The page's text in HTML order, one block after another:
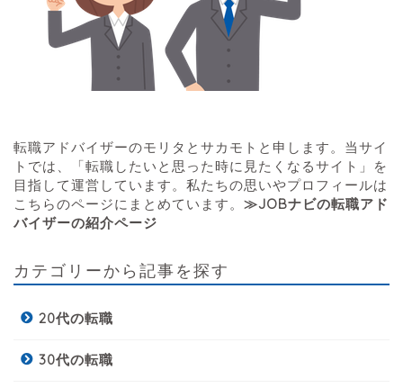
転職アドバイザーのモリタとサカモトと申します。当サイ
トでは、「転職したいと思った時に見たくなるサイト」を
目指して運営しています。私たちの思いやプロフィールは
こちらのページにまとめています。 ≫JOBナビの転職アド
バイザーの紹介ページ
カテゴリーから記事を探す
20代の転職
30代の転職